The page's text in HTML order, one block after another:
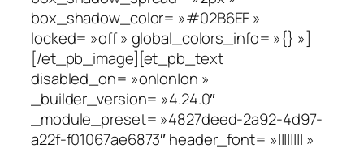
box_shadow_color= »#02B6EF »
locked= »off » global_colors_info= »{} »]
[/et_pb_image][et_pb_text
disabled_on= »on|on|on »
_builder_version= »4.24.0″
_module_preset= »4827deed-2a92-4d97-
a22f-f01067ae6873″ header_font= »|||||||| »